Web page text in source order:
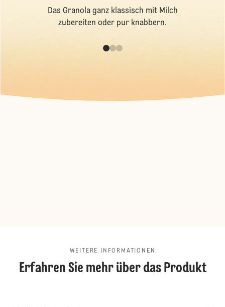
Das Granola ganz klassisch mit Milch
zubereiten oder pur knabbern.
WEITERE INFORMATIONEN
Erfahren Sie mehr über das Produkt